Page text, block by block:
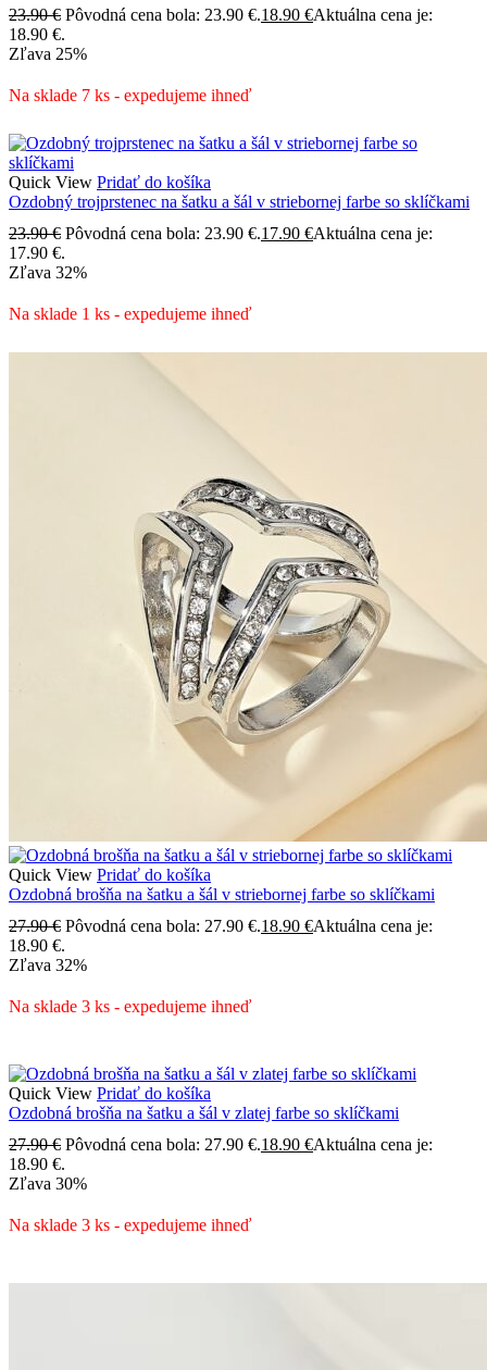
23.90€ Pôvodná cena bola: 23.90 €.18.90 €Aktuálna cena je:
18.90 €.
Zľava 25%
Na sklade 7 ks - expedujeme ihneď
Quick View Pridať do košíka
Ozdobný trojprstenec na šatku a šál v striebornej farbe so sklíčkami
23.90€ Pôvodná cena bola: 23.90 €.17.90 €Aktuálna cena je:
17.90 €.
Zľava 32%
Na sklade 1 ks - expedujeme ihneď
Quick View Pridať do košíka
Ozdobná brošňa na šatku a šál v striebornej farbe so sklíčkami
27.90€ Pôvodná cena bola: 27.90 €.18.90 €Aktuálna cena je:
18.90 €.
Zľava 32%
Na sklade 3 ks - expedujeme ihneď
Quick View Pridať do košíka
Ozdobná brošňa na šatku a šál v zlatej farbe so sklíčkami
27.90€ Pôvodná cena bola: 27.90 €.18.90 €Aktuálna cena je:
18.90 €.
Zľava 30%
Na sklade 3 ks - expedujeme ihneď